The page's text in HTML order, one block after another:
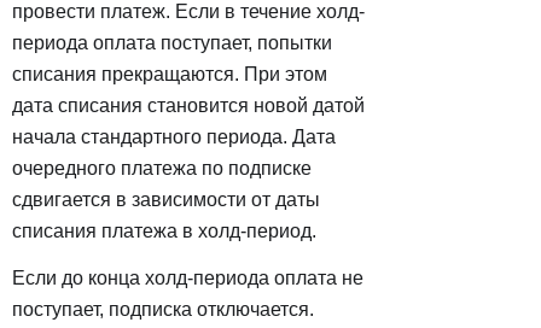
провести платеж. Если в течение холд-
периода оплата поступает, попытки
списания прекращаются. При этом
дата списания становится новой датой
начала стандартного периода. Дата
очередного платежа по подписке
сдвигается в зависимости от даты
списания платежа в холд-период.
Если до конца холд-периода оплата не
поступает, подписка отключается.